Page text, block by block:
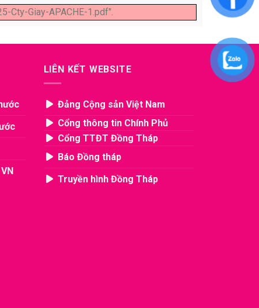
Cty-Giay-APACHE-1.pdf".
LIÊN KẾT WEBSITE
Đảng Cộng sản Việt Nam
Cổng thông tin Chính Phủ
Cổng TTĐT Đồng Tháp
Báo Đồng tháp
Truyền hình Đồng Tháp